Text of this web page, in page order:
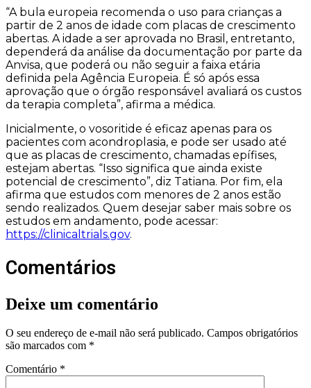
“A bula europeia recomenda o uso para crianças a
partir de 2 anos de idade com placas de crescimento
abertas. A idade a ser aprovada no Brasil, entretanto,
dependerá da análise da documentação por parte da
Anvisa, que poderá ou não seguir a faixa etária
definida pela Agência Europeia. É só após essa
aprovação que o órgão responsável avaliará os custos
da terapia completa”, afirma a médica.
Inicialmente, o vosoritide é eficaz apenas para os
pacientes com acondroplasia, e pode ser usado até
que as placas de crescimento, chamadas epífises,
estejam abertas. “Isso significa que ainda existe
potencial de crescimento”, diz Tatiana. Por fim, ela
afirma que estudos com menores de 2 anos estão
sendo realizados. Quem desejar saber mais sobre os
estudos em andamento, pode acessar:
https://clinicaltrials.gov.
Comentários
Deixe um comentário
O seu endereço de e-mail não será publicado. Campos obrigatórios
são marcados com *
Comentário *